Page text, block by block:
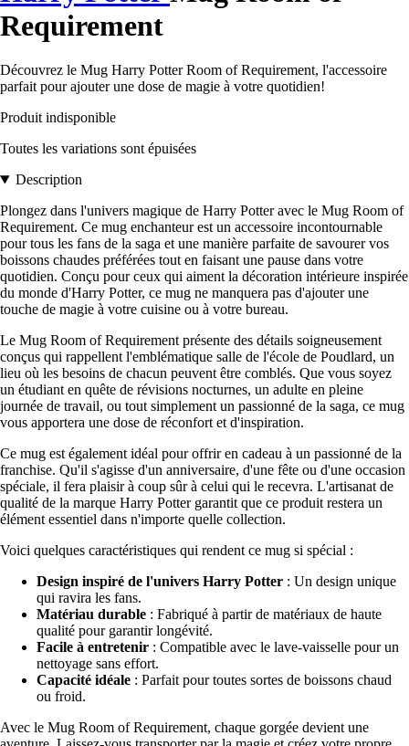
Requirement
Découvrez le Mug Harry Potter Room of Requirement, l'accessoire
parfait pour ajouter une dose de magie à votre quotidien!
Produit indisponible
Toutes les variations sont épuisées
Description
Plongez dans l'univers magique de Harry Potter avec le Mug Room of
Requirement. Ce mug enchanteur est un accessoire incontournable
pour tous les fans de la saga et une manière parfaite de savourer vos
boissons chaudes préférées tout en faisant une pause dans votre
quotidien. Conçu pour ceux qui aiment la décoration intérieure inspirée
du monde d'Harry Potter, ce mug ne manquera pas d'ajouter une
touche de magie à votre cuisine ou à votre bureau.
Le Mug Room of Requirement présente des détails soigneusement
conçus qui rappellent l'emblématique salle de l'école de Poudlard, un
lieu où les besoins de chacun peuvent être comblés. Que vous soyez
un étudiant en quête de révisions nocturnes, un adulte en pleine
journée de travail, ou tout simplement un passionné de la saga, ce mug
vous apportera une dose de réconfort et d'inspiration.
Ce mug est également idéal pour offrir en cadeau à un passionné de la
franchise. Qu'il s'agisse d'un anniversaire, d'une fête ou d'une occasion
spéciale, il fera plaisir à coup sûr à celui qui le recevra. L'artisanat de
qualité de la marque Harry Potter garantit que ce produit restera un
élément essentiel dans n'importe quelle collection.
Voici quelques caractéristiques qui rendent ce mug si spécial :
Design inspiré de l'univers Harry Potter : Un design unique
qui ravira les fans.
Matériau durable : Fabriqué à partir de matériaux de haute
qualité pour garantir longévité.
Facile à entretenir : Compatible avec le lave-vaisselle pour un
nettoyage sans effort.
Capacité idéale : Parfait pour toutes sortes de boissons chaud
ou froid.
Avec le Mug Room of Requirement, chaque gorgée devient une